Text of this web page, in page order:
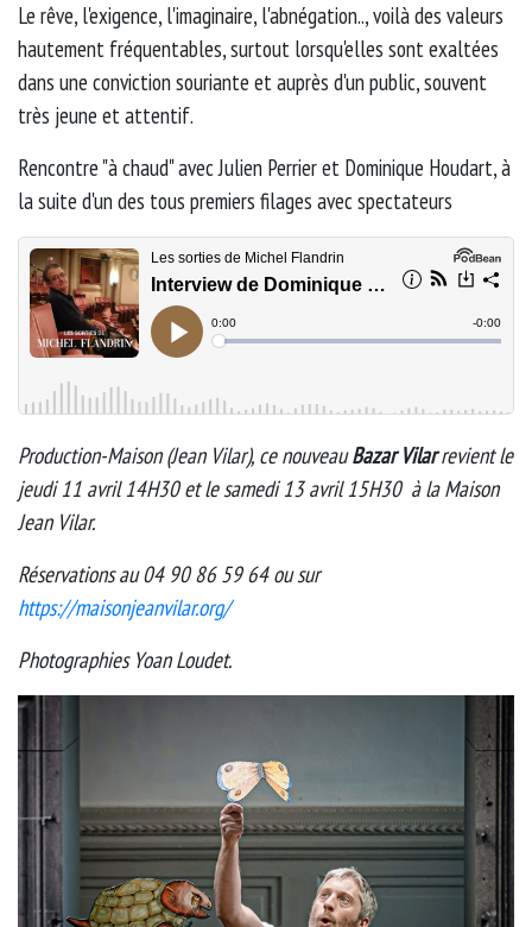
Le rêve, l'exigence, l'imaginaire, l'abnégation.., voilà des valeurs
hautement fréquentables, surtout lorsqu'elles sont exaltées
dans une conviction souriante et auprès d'un public, souvent
très jeune et attentif.
Rencontre "à chaud" avec Julien Perrier et Dominique Houdart, à
la suite d'un des tous premiers filages avec spectateurs
Production-Maison (Jean Vilar), ce nouveauBazar Vilarrevient le
jeudi 11 avril 14H30 et le samedi 13 avril 15H30 à la Maison
Jean Vilar.
Réservations au 04 90 86 59 64 ou sur
https://maisonjeanvilar.org/
Photographies Yoan Loudet.